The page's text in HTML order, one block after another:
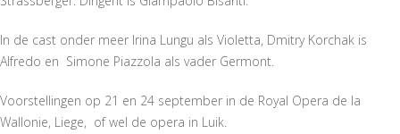
In de cast onder meer Irina Lungu als Violetta, Dmitry Korchak is
Alfredo en Simone Piazzola als vader Germont.
Voorstellingen op 21 en 24 september in de Royal Opera de la
Wallonie, Liege, of wel de opera in Luik.